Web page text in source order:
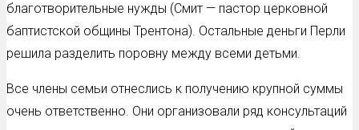
благотворительные нужды (Смит — пастор церковной
баптистской общины Трентона). Остальные деньги Перли
решила разделить поровну между всеми детьми.
Все члены семьи отнеслись к получению крупной суммы
очень ответственно. Они организовали ряд консультаций